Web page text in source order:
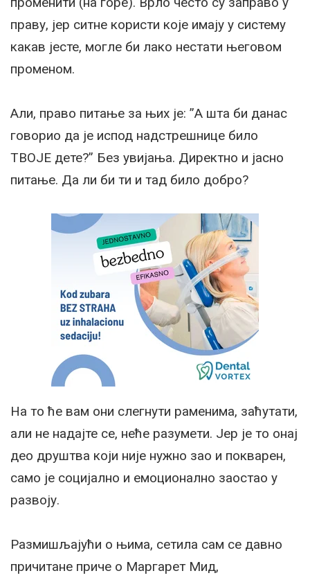
праву, јер ситне користи које имају у систему
какав јесте, могле би лако нестати његовом
променом.
Али, право питање за њих је: ”А шта би данас
говорио да је испод надстрешнице било
ТВОЈЕ дете?” Без увијања. Директно и јасно
питање. Да ли би ти и тад било добро?
На то ће вам они слегнути раменима, заћутати,
али не надајте се, неће разумети. Јер је то онај
део друштва који није нужно зао и покварен,
само је социјално и емоционално заостао у
развоју.
Размишљајући о њима, сетила сам се давно
причитане приче о Маргарет Мид,